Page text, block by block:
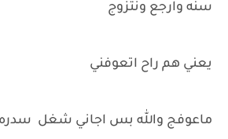
سنه وارجع ونتزوج
يعني هم راح اتعوفني
ماعوفج والله بس اجاني شغل سدره